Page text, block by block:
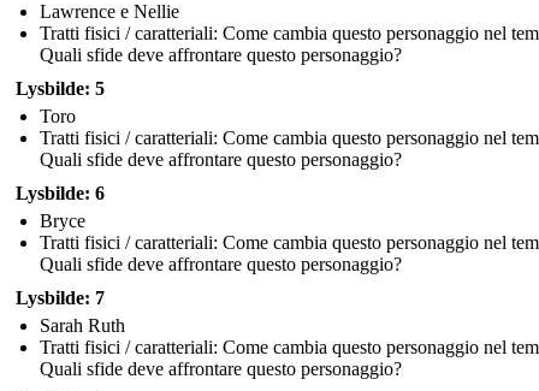
Lawrence e Nellie
Tratti fisici / caratteriali: Come cambia questo personaggio nel
Quali sfide deve affrontare questo personaggio?
Lysbilde: 5
Toro
Tratti fisici / caratteriali: Come cambia questo personaggio nel
Quali sfide deve affrontare questo personaggio?
Lysbilde: 6
Bryce
Tratti fisici / caratteriali: Come cambia questo personaggio nel
Quali sfide deve affrontare questo personaggio?
Lysbilde: 7
Sarah Ruth
Tratti fisici / caratteriali: Come cambia questo personaggio nel
Quali sfide deve affrontare questo personaggio?